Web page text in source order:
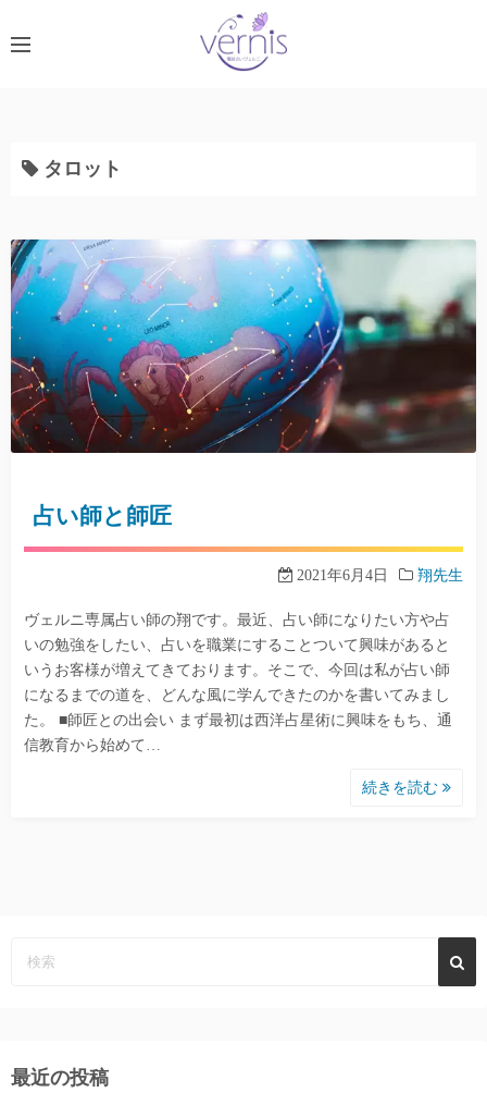
ン
ッ
プ
タロット
占い師と師匠
2021年6月4日 翔先生
ヴェルニ専属占い師の翔です。最近、占い師になりたい方や占
いの勉強をしたい、占いを職業にすることついて興味があると
いうお客様が増えてきております。そこで、今回は私が占い師
になるまでの道を、どんな風に学んできたのかを書いてみまし
た。 ■師匠との出会い まず最初は西洋占星術に興味をもち、通
信教育から始めて…
続きを読む
最近の投稿